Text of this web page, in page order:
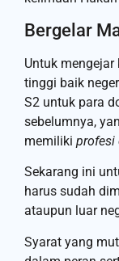
Bergelar
Untuk
tinggi baik
S2 untuk para
sebelumnya,
memiliki profesi
Sekarang ini
harus sudah
ataupun luar
Syarat yang